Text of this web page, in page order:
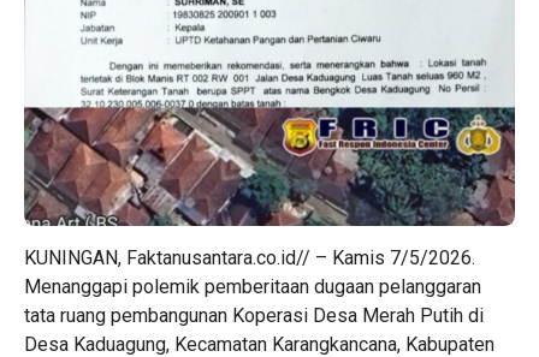
KUNINGAN, Faktanusantara.co.id// – Kamis 7/5/2026.
Menanggapi polemik pemberitaan dugaan pelanggaran
tata ruang pembangunan Koperasi Desa Merah Putih di
Desa Kaduagung, Kecamatan Karangkancana, Kabupaten